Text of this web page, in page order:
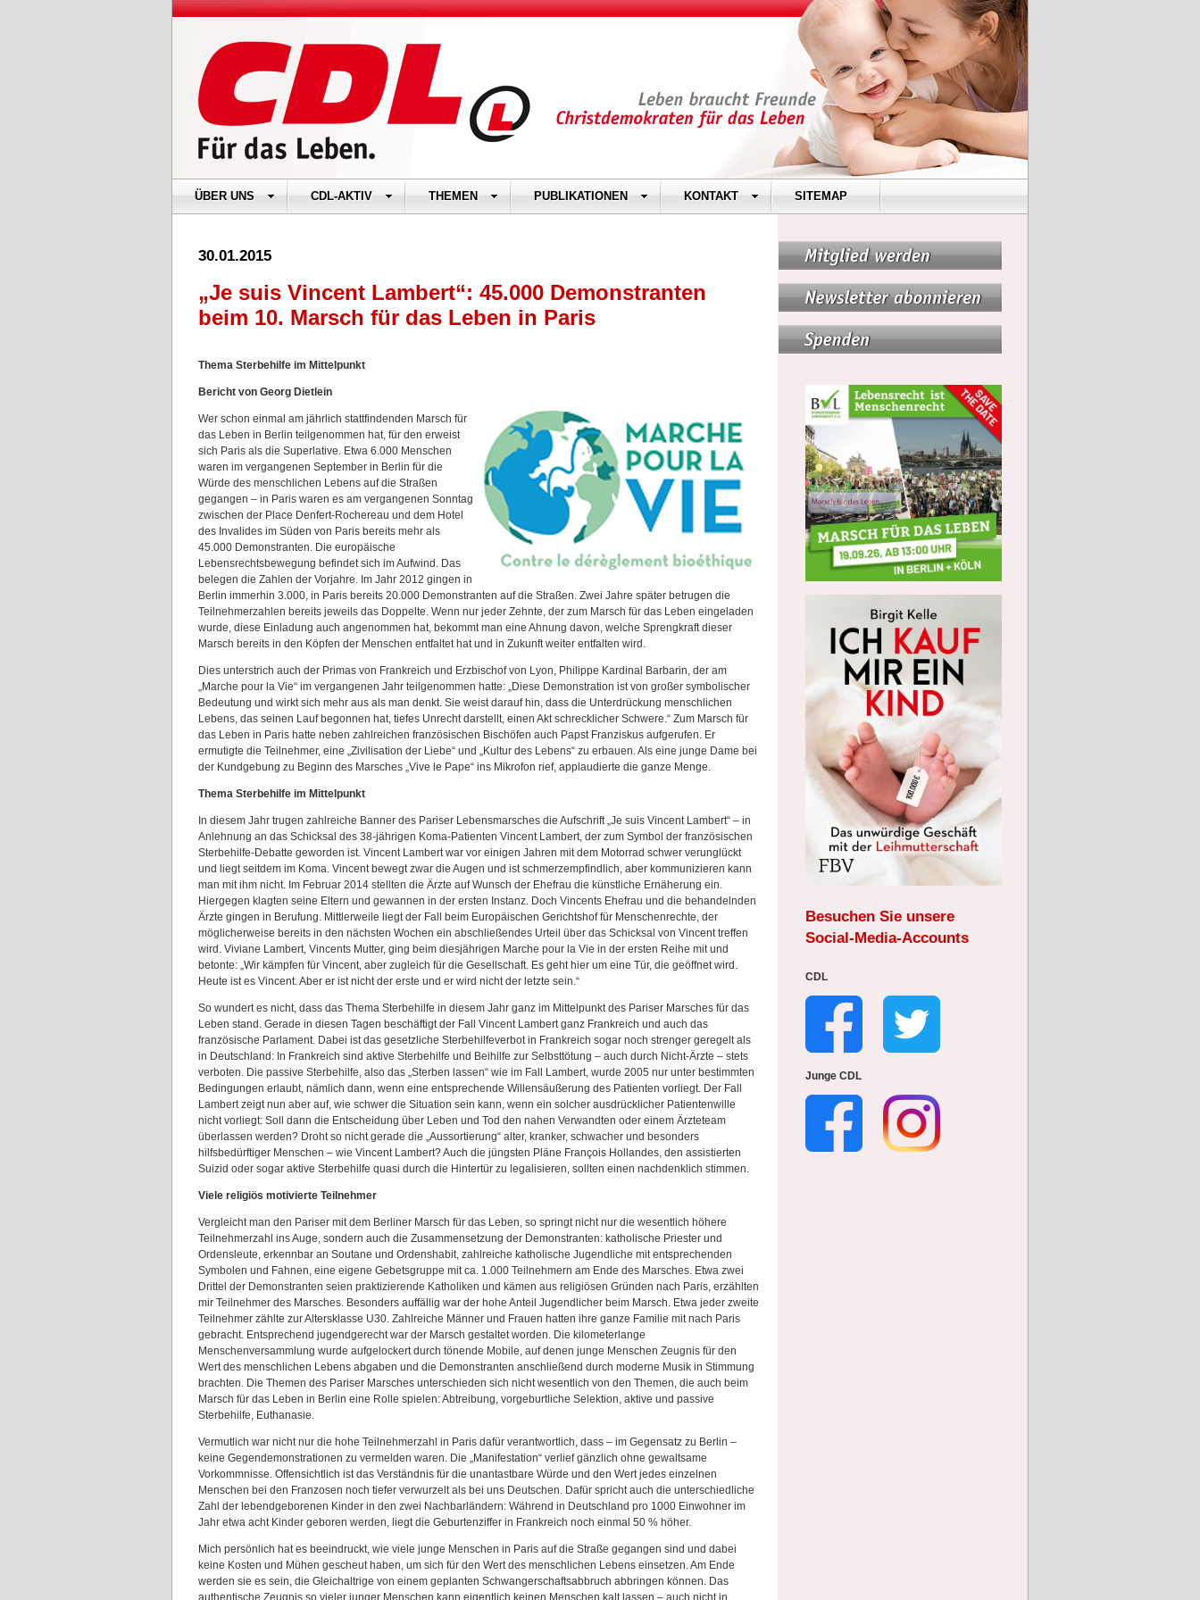
ÜBER UNS CDL-AKTIV THEMEN PUBLIKATIONEN KONTAKT SITEMAP
30.01.2015
„Je suis Vincent Lambert“: 45.000 Demonstranten
beim 10. Marsch für das Leben in Paris
Thema Sterbehilfe im Mittelpunkt
Bericht von Georg Dietlein
Wer schon einmal am jährlich stattfindenden Marsch für
das Leben in Berlin teilgenommen hat, für den erweist
sich Paris als die Superlative. Etwa 6.000 Menschen
waren im vergangenen September in Berlin für die
Würde des menschlichen Lebens auf die Straßen
gegangen – in Paris waren es am vergangenen Sonntag
zwischen der Place Denfert-Rochereau und dem Hotel
des Invalides im Süden von Paris bereits mehr als
45.000 Demonstranten. Die europäische
Lebensrechtsbewegung befindet sich im Aufwind. Das
belegen die Zahlen der Vorjahre. Im Jahr 2012 gingen in
Berlin immerhin 3.000, in Paris bereits 20.000 Demonstranten auf die Straßen. Zwei Jahre später betrugen die
Teilnehmerzahlen bereits jeweils das Doppelte. Wenn nur jeder Zehnte, der zum Marsch für das Leben eingeladen
wurde, diese Einladung auch angenommen hat, bekommt man eine Ahnung davon, welche Sprengkraft dieser
Marsch bereits in den Köpfen der Menschen entfaltet hat und in Zukunft weiter entfalten wird.
Dies unterstrich auch der Primas von Frankreich und Erzbischof von Lyon, Philippe Kardinal Barbarin, der am
„Marche pour la Vie“ im vergangenen Jahr teilgenommen hatte: „Diese Demonstration ist von großer symbolischer
Bedeutung und wirkt sich mehr aus als man denkt. Sie weist darauf hin, dass die Unterdrückung menschlichen
Lebens, das seinen Lauf begonnen hat, tiefes Unrecht darstellt, einen Akt schrecklicher Schwere.“ Zum Marsch für
das Leben in Paris hatte neben zahlreichen französischen Bischöfen auch Papst Franziskus aufgerufen. Er
ermutigte die Teilnehmer, eine „Zivilisation der Liebe“ und „Kultur des Lebens“ zu erbauen. Als eine junge Dame bei
der Kundgebung zu Beginn des Marsches „Vive le Pape“ ins Mikrofon rief, applaudierte die ganze Menge.
Thema Sterbehilfe im Mittelpunkt
In diesem Jahr trugen zahlreiche Banner des Pariser Lebensmarsches die Aufschrift „Je suis Vincent Lambert“ – in
Anlehnung an das Schicksal des 38-jährigen Koma-Patienten Vincent Lambert, der zum Symbol der französischen
Sterbehilfe-Debatte geworden ist. Vincent Lambert war vor einigen Jahren mit dem Motorrad schwer verunglückt
und liegt seitdem im Koma. Vincent bewegt zwar die Augen und ist schmerzempfindlich, aber kommunizieren kann
man mit ihm nicht. Im Februar 2014 stellten die Ärzte auf Wunsch der Ehefrau die künstliche Ernäherung ein.
Hiergegen klagten seine Eltern und gewannen in der ersten Instanz. Doch Vincents Ehefrau und die behandelnden
Ärzte gingen in Berufung. Mittlerweile liegt der Fall beim Europäischen Gerichtshof für Menschenrechte, der
möglicherweise bereits in den nächsten Wochen ein abschließendes Urteil über das Schicksal von Vincent treffen
wird. Viviane Lambert, Vincents Mutter, ging beim diesjährigen Marche pour la Vie in der ersten Reihe mit und
betonte: „Wir kämpfen für Vincent, aber zugleich für die Gesellschaft. Es geht hier um eine Tür, die geöffnet wird.
Heute ist es Vincent. Aber er ist nicht der erste und er wird nicht der letzte sein.“
So wundert es nicht, dass das Thema Sterbehilfe in diesem Jahr ganz im Mittelpunkt des Pariser Marsches für das
Leben stand. Gerade in diesen Tagen beschäftigt der Fall Vincent Lambert ganz Frankreich und auch das
französische Parlament. Dabei ist das gesetzliche Sterbehilfeverbot in Frankreich sogar noch strenger geregelt als
in Deutschland: In Frankreich sind aktive Sterbehilfe und Beihilfe zur Selbsttötung – auch durch Nicht-Ärzte – stets
verboten. Die passive Sterbehilfe, also das „Sterben lassen“ wie im Fall Lambert, wurde 2005 nur unter bestimmten
Bedingungen erlaubt, nämlich dann, wenn eine entsprechende Willensäußerung des Patienten vorliegt. Der Fall
Lambert zeigt nun aber auf, wie schwer die Situation sein kann, wenn ein solcher ausdrücklicher Patientenwille
nicht vorliegt: Soll dann die Entscheidung über Leben und Tod den nahen Verwandten oder einem Ärzteteam
überlassen werden? Droht so nicht gerade die „Aussortierung“ alter, kranker, schwacher und besonders
hilfsbedürftiger Menschen – wie Vincent Lambert? Auch die jüngsten Pläne François Hollandes, den assistierten
Suizid oder sogar aktive Sterbehilfe quasi durch die Hintertür zu legalisieren, sollten einen nachdenklich stimmen.
Viele religiös motivierte Teilnehmer
Vergleicht man den Pariser mit dem Berliner Marsch für das Leben, so springt nicht nur die wesentlich höhere
Teilnehmerzahl ins Auge, sondern auch die Zusammensetzung der Demonstranten: katholische Priester und
Ordensleute, erkennbar an Soutane und Ordenshabit, zahlreiche katholische Jugendliche mit entsprechenden
Symbolen und Fahnen, eine eigene Gebetsgruppe mit ca. 1.000 Teilnehmern am Ende des Marsches. Etwa zwei
Drittel der Demonstranten seien praktizierende Katholiken und kämen aus religiösen Gründen nach Paris, erzählten
mir Teilnehmer des Marsches. Besonders auffällig war der hohe Anteil Jugendlicher beim Marsch. Etwa jeder zweite
Teilnehmer zählte zur Altersklasse U30. Zahlreiche Männer und Frauen hatten ihre ganze Familie mit nach Paris
gebracht. Entsprechend jugendgerecht war der Marsch gestaltet worden. Die kilometerlange
Menschenversammlung wurde aufgelockert durch tönende Mobile, auf denen junge Menschen Zeugnis für den
Wert des menschlichen Lebens abgaben und die Demonstranten anschließend durch moderne Musik in Stimmung
brachten. Die Themen des Pariser Marsches unterschieden sich nicht wesentlich von den Themen, die auch beim
Marsch für das Leben in Berlin eine Rolle spielen: Abtreibung, vorgeburtliche Selektion, aktive und passive
Sterbehilfe, Euthanasie.
Vermutlich war nicht nur die hohe Teilnehmerzahl in Paris dafür verantwortlich, dass – im Gegensatz zu Berlin –
keine Gegendemonstrationen zu vermelden waren. Die „Manifestation“ verlief gänzlich ohne gewaltsame
Vorkommnisse. Offensichtlich ist das Verständnis für die unantastbare Würde und den Wert jedes einzelnen
Menschen bei den Franzosen noch tiefer verwurzelt als bei uns Deutschen. Dafür spricht auch die unterschiedliche
Zahl der lebendgeborenen Kinder in den zwei Nachbarländern: Während in Deutschland pro 1000 Einwohner im
Jahr etwa acht Kinder geboren werden, liegt die Geburtenziffer in Frankreich noch einmal 50 % höher.
Mich persönlich hat es beeindruckt, wie viele junge Menschen in Paris auf die Straße gegangen sind und dabei
keine Kosten und Mühen gescheut haben, um sich für den Wert des menschlichen Lebens einsetzen. Am Ende
werden sie es sein, die Gleichaltrige von einem geplanten Schwangerschaftsabbruch abbringen können. Das
authentische Zeugnis so vieler junger Menschen kann eigentlich keinen Menschen kalt lassen – auch nicht in
Besuchen Sie unsere
Social-Media-Accounts
CDL
Junge CDL